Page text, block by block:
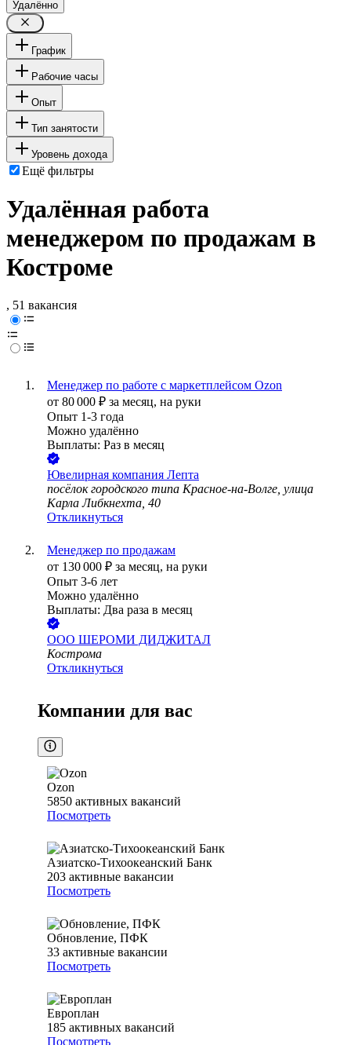
Удалённо
График
Рабочие часы
Опыт
Тип занятости
Уровень дохода
Ещё фильтры
Удалённая работа
менеджером по продажам в
Костроме
, 51 вакансия
Менеджер по работе с маркетплейсом Ozon
от 80 000 ₽ за месяц, на руки
Опыт 1-3 года
Можно удалённо
Выплаты: Раз в месяц
Ювелирная компания Лепта
посёлок городского типа Красное-на-Волге, улица
Карла Либкнехта, 40
Откликнуться
Менеджер по продажам
от 130 000 ₽ за месяц, на руки
Опыт 3-6 лет
Можно удалённо
Выплаты: Два раза в месяц
ООО ШЕРОМИ ДИДЖИТАЛ
Кострома
Откликнуться
Компании для вас
Ozon
5850 активных вакансий
Посмотреть
Азиатско-Тихоокеанский Банк
203 активные вакансии
Посмотреть
Обновление, ПФК
33 активные вакансии
Посмотреть
Европлан
185 активных вакансий
Посмотреть